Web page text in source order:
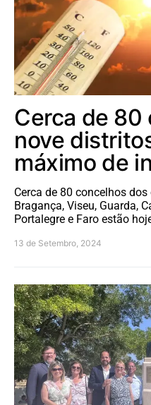
Cerca de 80
nove
máximo de
Cerca de 80 concelhos
Bragança, Viseu, Guarda,
Portalegre e Faro estão
13 de Setembro, 2024